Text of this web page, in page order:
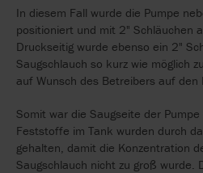
In diesem Fall wurde die Pumpe
positioniert und mit 2" Schläuchen
Druckseitig wurde ebenso ein 2"
Saugschlauch so kurz wie möglich
auf Wunsch des Betreibers auf den
Somit war die Saugseite der
Feststoffe im Tank wurden durch
gehalten, damit die Konzentration
Saugschlauch nicht zu groß wurde.